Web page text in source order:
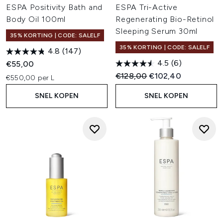
ESPA Positivity Bath and
Body Oil 100ml
35% KORTING | CODE: SALELF
4.8 (147)
€55,00
€550,00 per L
SNEL KOPEN
ESPA Tri-Active
Regenerating Bio-Retinol
Sleeping Serum 30ml
35% KORTING | CODE: SALELF
4.5 (6)
Recommended Retail Price:
€128,00Huidige prijs:
€102,40
SNEL KOPEN